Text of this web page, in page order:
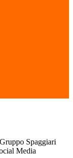
Spaggiari
Media